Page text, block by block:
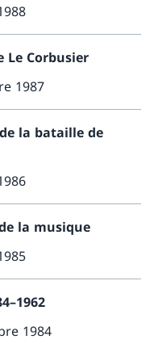
Le Corbusier
1987
la bataille de
la musique
1984